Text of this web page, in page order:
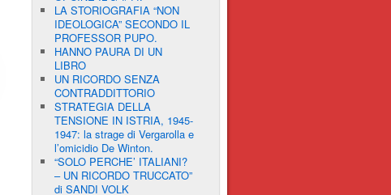
LA STORIOGRAFIA “NON
IDEOLOGICA” SECONDO IL
PROFESSOR PUPO.
HANNO PAURA DI UN
LIBRO
UN RICORDO SENZA
CONTRADDITTORIO
STRATEGIA DELLA
TENSIONE IN ISTRIA, 1945-
1947: la strage di Vergarolla e
l’omicidio De Winton.
“SOLO PERCHE’ ITALIANI?
– UN RICORDO TRUCCATO”
di SANDI VOLK